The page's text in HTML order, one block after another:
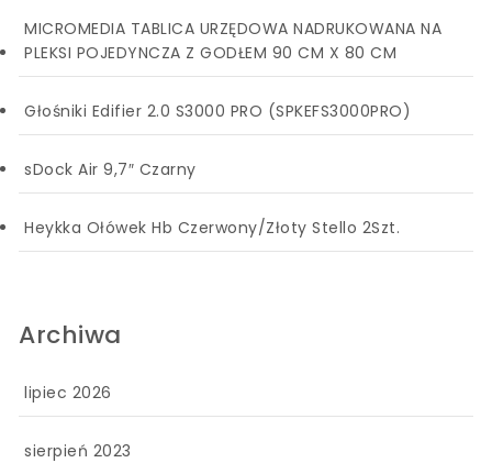
MICROMEDIA TABLICA URZĘDOWA NADRUKOWANA NA
PLEKSI POJEDYNCZA Z GODŁEM 90 CM X 80 CM
Głośniki Edifier 2.0 S3000 PRO (SPKEFS3000PRO)
sDock Air 9,7″ Czarny
Heykka Ołówek Hb Czerwony/Złoty Stello 2Szt.
Archiwa
lipiec 2026
sierpień 2023